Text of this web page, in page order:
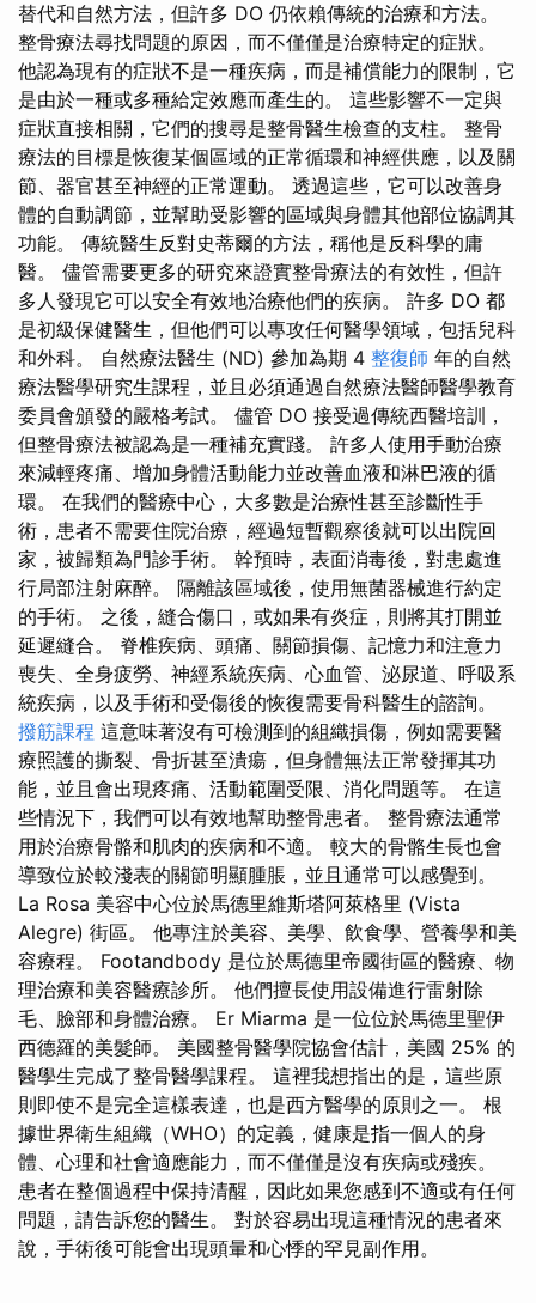
替代和自然方法，但許多 DO 仍依賴傳統的治療和方法。
整骨療法尋找問題的原因，而不僅僅是治療特定的症狀。
他認為現有的症狀不是一種疾病，而是補償能力的限制，它
是由於一種或多種給定效應而產生的。 這些影響不一定與
症狀直接相關，它們的搜尋是整骨醫生檢查的支柱。 整骨
療法的目標是恢復某個區域的正常循環和神經供應，以及關
節、器官甚至神經的正常運動。 透過這些，它可以改善身
體的自動調節，並幫助受影響的區域與身體其他部位協調其
功能。 傳統醫生反對史蒂爾的方法，稱他是反科學的庸
醫。 儘管需要更多的研究來證實整骨療法的有效性，但許
多人發現它可以安全有效地治療他們的疾病。 許多 DO 都
是初級保健醫生，但他們可以專攻任何醫學領域，包括兒科
和外科。 自然療法醫生 (ND) 參加為期 4 整復師 年的自然
療法醫學研究生課程，並且必須通過自然療法醫師醫學教育
委員會頒發的嚴格考試。 儘管 DO 接受過傳統西醫培訓，
但整骨療法被認為是一種補充實踐。 許多人使用手動治療
來減輕疼痛、增加身體活動能力並改善血液和淋巴液的循
環。 在我們的醫療中心，大多數是治療性甚至診斷性手
術，患者不需要住院治療，經過短暫觀察後就可以出院回
家，被歸類為門診手術。 幹預時，表面消毒後，對患處進
行局部注射麻醉。 隔離該區域後，使用無菌器械進行約定
的手術。 之後，縫合傷口，或如果有炎症，則將其打開並
延遲縫合。 脊椎疾病、頭痛、關節損傷、記憶力和注意力
喪失、全身疲勞、神經系統疾病、心血管、泌尿道、呼吸系
統疾病，以及手術和受傷後的恢復需要骨科醫生的諮詢。
撥筋課程 這意味著沒有可檢測到的組織損傷，例如需要醫
療照護的撕裂、骨折甚至潰瘍，但身體無法正常發揮其功
能，並且會出現疼痛、活動範圍受限、消化問題等。 在這
些情況下，我們可以有效地幫助整骨患者。 整骨療法通常
用於治療骨骼和肌肉的疾病和不適。 較大的骨骼生長也會
導致位於較淺表的關節明顯腫脹，並且通常可以感覺到。
La Rosa 美容中心位於馬德里維斯塔阿萊格里 (Vista
Alegre) 街區。 他專注於美容、美學、飲食學、營養學和美
容療程。 Footandbody 是位於馬德里帝國街區的醫療、物
理治療和美容醫療診所。 他們擅長使用設備進行雷射除
毛、臉部和身體治療。 Er Miarma 是一位位於馬德里聖伊
西德羅的美髮師。 美國整骨醫學院協會估計，美國 25% 的
醫學生完成了整骨醫學課程。 這裡我想指出的是，這些原
則即使不是完全這樣表達，也是西方醫學的原則之一。 根
據世界衛生組織（WHO）的定義，健康是指一個人的身
體、心理和社會適應能力，而不僅僅是沒有疾病或殘疾。
患者在整個過程中保持清醒，因此如果您感到不適或有任何
問題，請告訴您的醫生。 對於容易出現這種情況的患者來
說，手術後可能會出現頭暈和心悸的罕見副作用。